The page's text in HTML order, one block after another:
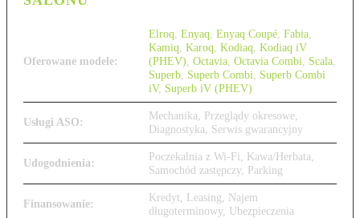
Oferowane modele:
Elroq Enyaq Enyaq Coupé Fabia
Kamiq Karoq Kodiaq Kodiaq iV
(PHEV) Octavia Octavia Combi Scala
Superb Superb Combi
Superb Combi
iV, Superb iV (PHEV)
Usługi ASO:
Mechanika, Przeglądy okresowe,
Diagnostyka, Serwis gwarancyjny
Udogodnienia:
Poczekalnia z Wi-Fi, Kawa/Herbata,
Samochód zastępczy, Parking
Finansowanie:
Kredyt, Leasing, Najem
długoterminowy, Ubezpieczenia